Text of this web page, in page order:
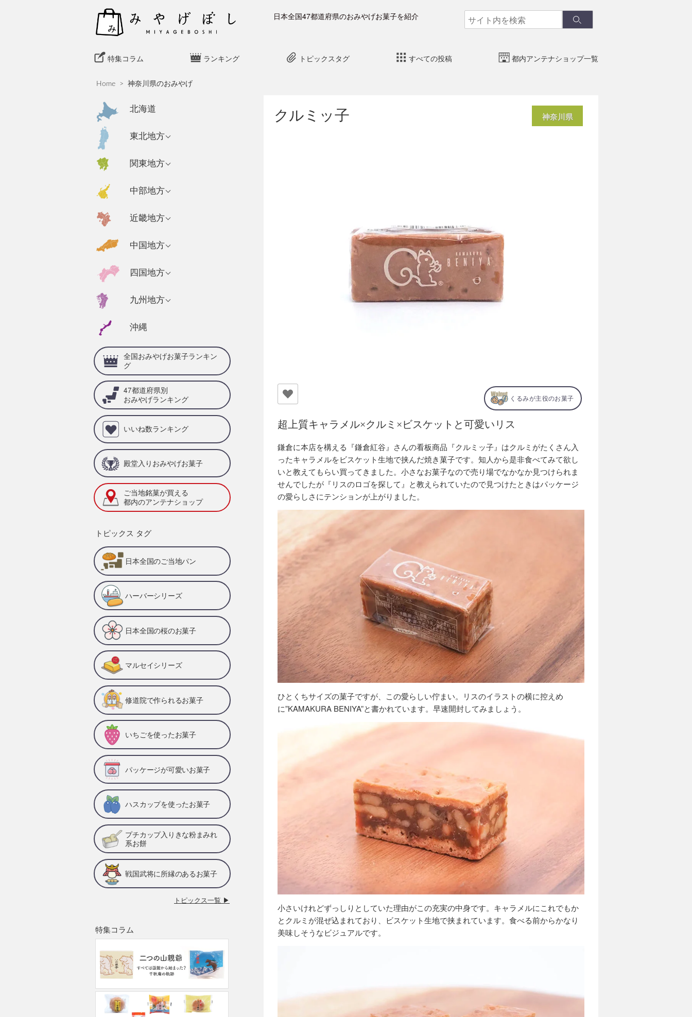
日本全国47都道府県のおみやげお菓子を紹介
検
索
検
特集コラム ランキング トピックスタグ すべての投稿 都内アンテナショップ一覧
Home > 神奈川県のおみやげ
北海道
東北地方
青森県のおみやげ
岩手県のおみやげ
山形県のおみやげ
宮城県のおみやげ
関東地方
東京都のおみやげ
神奈川県のおみや
げ
埼玉県のおみやげ
茨城県のおみやげ
栃木県のおみやげ
群馬県のおみやげ
中部地方
新潟県のおみやげ
富山県のおみやげ
静岡県のおみやげ
福井県のおみやげ
山梨県のおみやげ
岐阜県のおみやげ
愛知県のおみやげ
近畿地方
大阪府のおみやげ
京都府のおみやげ
三重県のおみやげ
兵庫県のおみやげ
げ
中国地方
広島県のおみやげ
山口県のおみやげ
島根県のおみやげ
岡山県のおみやげ
鳥取県のおみやげ
四国地方
高知県のおみやげ
香川県のおみやげ
九州地方
福岡県のおみやげ
佐賀県のおみやげ
宮崎県のおみやげ
熊本県のおみやげ
鹿児島県のおみや
げ
長崎県のおみやげ
沖縄
全国おみやげお菓子ランキン
グ
47都道府県別
おみやげランキング
いいね数ランキング
殿堂入りおみやげお菓子
ご当地銘菓が買える
都内のアンテナショップ
トピックス タグ
日本全国のご当地パン
ハーバーシリーズ
日本全国の桜のお菓子
マルセイシリーズ
修道院で作られるお菓子
いちごを使ったお菓子
パッケージが可愛いお菓子
ハスカップを使ったお菓子
プチカップ入りきな粉まみれ
系お餅
戦国武将に所縁のあるお菓子
トピックス一覧 ▶
特集コラム
神奈川県
クルミッ子
くるみが主役のお菓子
超上質キャラメル×クルミ×ビスケットと可愛いリス
鎌倉に本店を構える『鎌倉紅谷』さんの看板商品『クルミッ子』はクルミがたくさん入
ったキャラメルをビスケット生地で挟んだ焼き菓子です。知人から是非食べてみて欲し
いと教えてもらい買ってきました。小さなお菓子なので売り場でなかなか見つけられま
せんでしたが『リスのロゴを探して』と教えられていたので見つけたときはパッケージ
の愛らしさにテンションが上がりました。
ひとくちサイズの菓子ですが、この愛らしい佇まい。リスのイラストの横に控えめ
に”KAMAKURA BENIYA”と書かれています。早速開封してみましょう。
小さいけれどずっしりとしていた理由がこの充実の中身です。キャラメルにこれでもか
とクルミが混ぜ込まれており、ビスケット生地で挟まれています。食べる前からかなり
美味しそうなビジュアルです。